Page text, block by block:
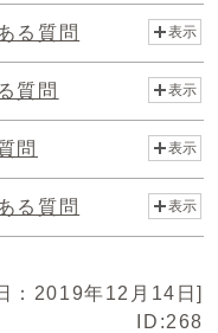
る質問 表示
質問 表示
問 表示
る質問 表示
：2019年12月14日]
ID:268